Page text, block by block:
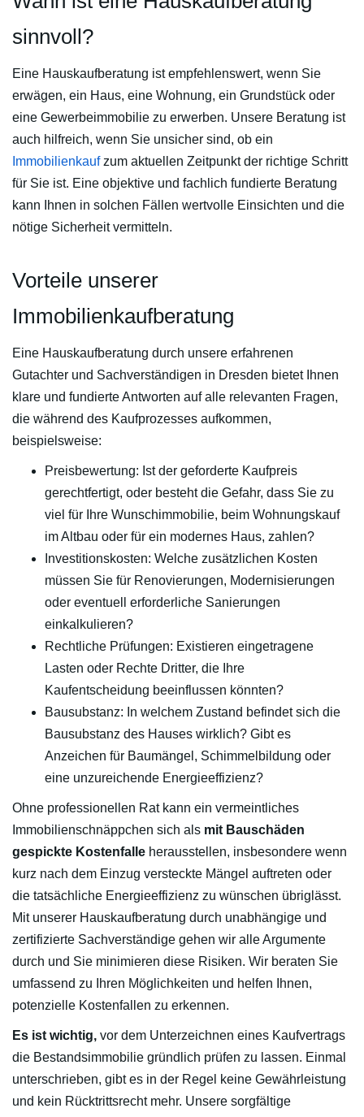
sinnvoll?
Eine Hauskaufberatung ist empfehlenswert, wenn Sie
erwägen, ein Haus, eine Wohnung, ein Grundstück oder
eine Gewerbeimmobilie zu erwerben. Unsere Beratung ist
auch hilfreich, wenn Sie unsicher sind, ob ein
Immobilienkaufzum aktuellen Zeitpunkt der richtige Schritt
für Sie ist. Eine objektive und fachlich fundierte Beratung
kann Ihnen in solchen Fällen wertvolle Einsichten und die
nötige Sicherheit vermitteln.
Vorteile unserer
Immobilienkaufberatung
Eine Hauskaufberatung durch unsere erfahrenen
Gutachter und Sachverständigen in Dresden bietet Ihnen
klare und fundierte Antworten auf alle relevanten Fragen,
die während des Kaufprozesses aufkommen,
beispielsweise:
Preisbewertung: Ist der geforderte Kaufpreis
gerechtfertigt, oder besteht die Gefahr, dass Sie zu
viel für Ihre Wunschimmobilie, beim Wohnungskauf
im Altbau oder für ein modernes Haus, zahlen?
Investitionskosten: Welche zusätzlichen Kosten
müssen Sie für Renovierungen, Modernisierungen
oder eventuell erforderliche Sanierungen
einkalkulieren?
Rechtliche Prüfungen: Existieren eingetragene
Lasten oder Rechte Dritter, die Ihre
Kaufentscheidung beeinflussen könnten?
Bausubstanz: In welchem Zustand befindet sich die
Bausubstanz des Hauses wirklich? Gibt es
Anzeichen für Baumängel, Schimmelbildung oder
eine unzureichende Energieeffizienz?
Ohne professionellen Rat kann ein vermeintliches
Immobilienschnäppchen sich als mit Bauschäden
gespickte Kostenfalle herausstellen, insbesondere wenn
kurz nach dem Einzug versteckte Mängel auftreten oder
die tatsächliche Energieeffizienz zu wünschen übriglässt.
Mit unserer Hauskaufberatung durch unabhängige und
zertifizierte Sachverständige gehen wir alle Argumente
durch und Sie minimieren diese Risiken. Wir beraten Sie
umfassend zu Ihren Möglichkeiten und helfen Ihnen,
potenzielle Kostenfallen zu erkennen.
Es ist wichtig, vor dem Unterzeichnen eines Kaufvertrags
die Bestandsimmobilie gründlich prüfen zu lassen. Einmal
unterschrieben, gibt es in der Regel keine Gewährleistung
und kein Rücktrittsrecht mehr. Unsere sorgfältige